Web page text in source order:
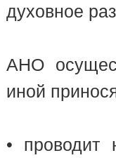
духовное
АНО
иной
• проводит